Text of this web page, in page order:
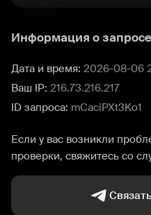
Информация о запросе
Дата и время: 2026-08-06
Ваш IP: 216.73.216.217
ID запроса: mCaciPXt3Ko1
Если у вас возникли
проверки, свяжитесь со